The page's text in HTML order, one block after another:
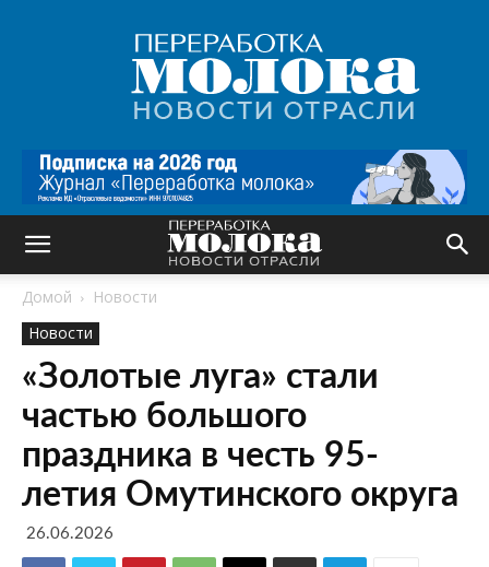
Переработка
молока
|
Новости
Домой
Новости
Новости
«Золотые луга» стали
частью большого
праздника в честь 95-
летия Омутинского округа
26.06.2026